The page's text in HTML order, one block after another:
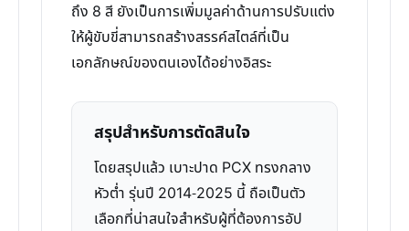
ถึง 8 สี ยังเป็นการเพิ่มมูลค่าด้านการปรับแต่ง
ให้ผู้ขับขี่สามารถสร้างสรรค์สไตล์ที่เป็น
เอกลักษณ์ของตนเองได้อย่างอิสระ
สรุปสำหรับการตัดสินใจ
โดยสรุปแล้ว เบาะปาด PCX ทรงกลาง
หัวต่ำ รุ่นปี 2014-2025 นี้ ถือเป็นตัว
เลือกที่น่าสนใจสำหรับผู้ที่ต้องการอัป